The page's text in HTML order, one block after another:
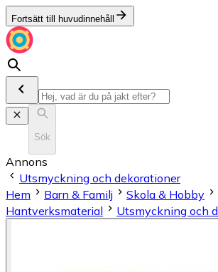
Fortsätt till huvudinnehåll
Sök
Annons
Utsmyckning och dekorationer
Hem
Barn & Familj
Skola & Hobby
Hantverksmaterial
Utsmyckning och